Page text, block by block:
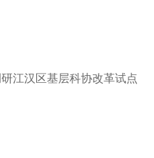
江汉区基层科协改革试点